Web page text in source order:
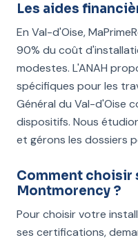
Les aides
En Val-d'Oise,
90% du coût
modestes. L'ANAH
spécifiques pour les
Général du Val-d'Oise
dispositifs. Nous
et gérons les dossiers
Comment choisir
Montmorency ?
Pour choisir votre
ses certifications,